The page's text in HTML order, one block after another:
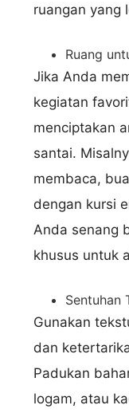
ruangan yang
Ruang
Jika Anda
kegiatan
menciptakan
santai.
membaca,
dengan kursi
Anda senang
khusus untuk
Sentuhan
Gunakan
dan
Padukan
logam, atau